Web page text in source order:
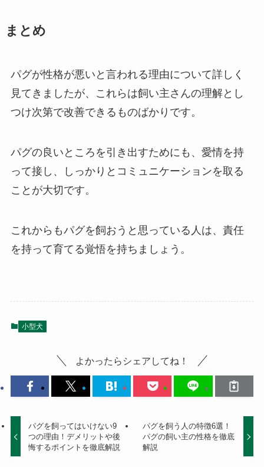
まとめ
パグが性格が悪いと言われる理由について詳しく
見てきましたが、これらは飼い主さんの理解とし
つけ次第で改善できるものばかりです。
パグの良いところを引き出すためにも、愛情を持
って接し、しっかりとコミュニケーションを取る
ことが大切です。
これからもパグを飼おうと思っている人は、責任
を持って育てる覚悟を持ちましょう。
小型犬
よかったらシェアしてね！
パグを飼ってはいけない9
つの理由！デメリットや後
悔するポイントを徹底解説
パグを飼う人の特徴6選！
パグの飼い主の性格を徹底
解説